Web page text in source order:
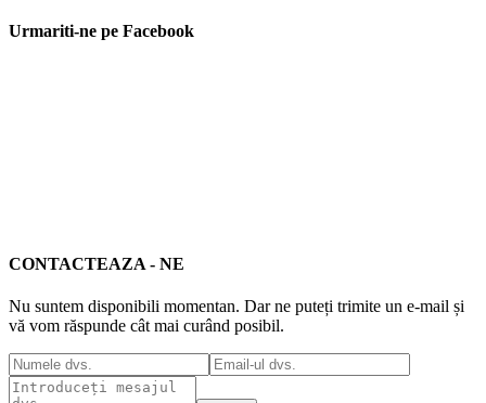
Urmariti-ne pe Facebook
CONTACTEAZA - NE
Nu suntem disponibili momentan. Dar ne puteți trimite un e-mail și
vă vom răspunde cât mai curând posibil.